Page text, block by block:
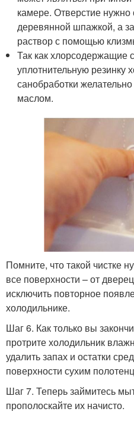
камере. Отверстие нужно
деревянной шпажкой, а
раствор с помощью
Так как хлорсодержащие
уплотнительную резинку
санобработки
маслом.
Помните, что такой чистке
все поверхности – от
исключить повторное
холодильнике.
Шаг 6. Как только вы
протрите холодильник
удалить запах и остатки
поверхности сухим
Шаг 7. Теперь займитесь
прополоскайте их начисто.